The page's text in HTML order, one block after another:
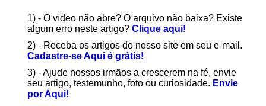
1) - O vídeo não abre? O arquivo não baixa? Existe
algum erro neste artigo? Clique aqui!
2) - Receba os artigos do nosso site em seu e-mail.
Cadastre-se Aqui é grátis!
3) - Ajude nossos irmãos a crescerem na fé, envie
seu artigo, testemunho, foto ou curiosidade. Envie
por Aqui!